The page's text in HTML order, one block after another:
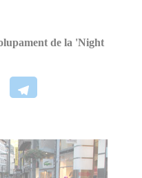
de la 'Night